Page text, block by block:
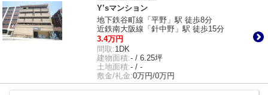
Y’sマンション
地下鉄谷町線「平野」駅 徒歩8分
近鉄南大阪線「針中野」駅 徒歩15分
3.4万円
間取:1DK
建物面積:- / 6.25坪
土地面積:- / -
敷金/礼金:0万円/0万円